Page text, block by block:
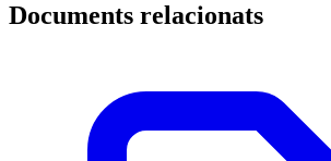
Documents relacionats